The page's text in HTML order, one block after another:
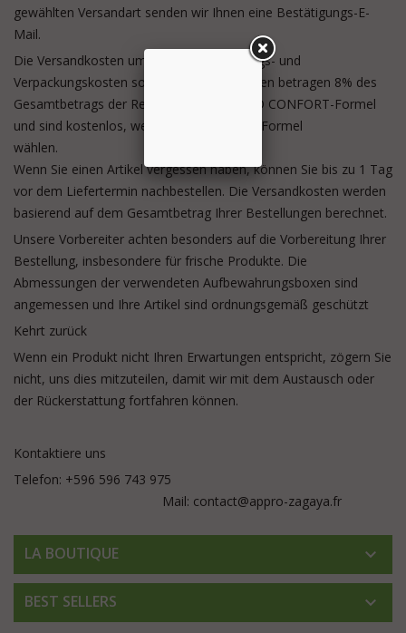
gewählten Versandart senden wir Ihnen eine Bestätigungs-E-
Mail.
Die Versandkosten umfassen Vorbereitungs- und
Verpackungskosten sowie Porto. Die Kosten betragen 8% des
Gesamtbetrags der Rennen für die GRAND CONFORT-Formel
und sind kostenlos, wenn Sie die SPORTS-Formel
wählen.
Wenn Sie einen Artikel vergessen haben, können Sie bis zu 1 Tag
vor dem Liefertermin nachbestellen. Die Versandkosten werden
basierend auf dem Gesamtbetrag Ihrer Bestellungen berechnet.
Unsere Vorbereiter achten besonders auf die Vorbereitung Ihrer
Bestellung, insbesondere für frische Produkte. Die
Abmessungen der verwendeten Aufbewahrungsboxen sind
angemessen und Ihre Artikel sind ordnungsgemäß geschützt
Kehrt zurück
Wenn ein Produkt nicht Ihren Erwartungen entspricht, zögern Sie
nicht, uns dies mitzuteilen, damit wir mit dem Austausch oder
der Rückerstattung fortfahren können.
Kontaktiere uns
Telefon: +596 596 743 975
Mail: contact@appro-zagaya.fr
LA BOUTIQUE 
BEST SELLERS 